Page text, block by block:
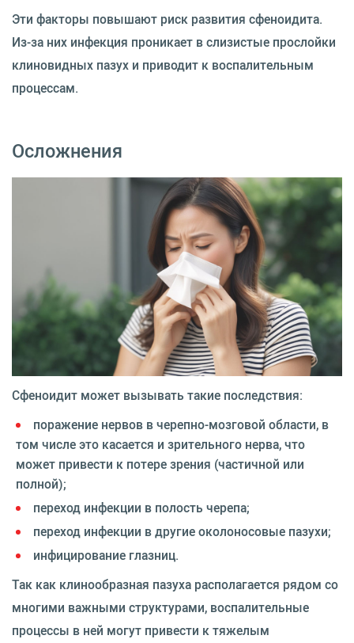
Эти факторы повышают риск развития сфеноидита.
Из-за них инфекция проникает в слизистые прослойки
клиновидных пазух и приводит к воспалительным
процессам.
Осложнения
Сфеноидит может вызывать такие последствия:
поражение нервов в черепно-мозговой области, в
том числе это касается и зрительного нерва, что
может привести к потере зрения (частичной или
полной);
переход инфекции в полость черепа;
переход инфекции в другие околоносовые пазухи;
инфицирование глазниц.
Так как клинообразная пазуха располагается рядом со
многими важными структурами, воспалительные
процессы в ней могут привести к тяжелым